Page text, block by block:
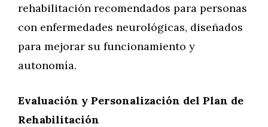
rehabilitación recomendados para personas
con enfermedades neurológicas, diseñados
para mejorar su funcionamiento y
autonomía.
Evaluación y Personalización del Plan de
Rehabilitación